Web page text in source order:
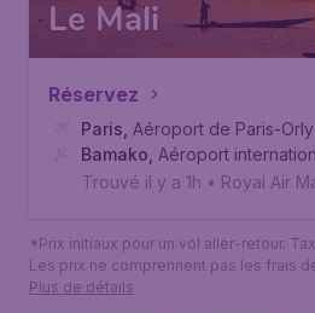
Le Mali
Réservez
Paris Aéroport de Paris-Orly
Bamako Aéroport
Trouvé il y a 1h • Royal Air
*Prix initiaux pour un vol aller-retour.
Les prix ne comprennent pas les frais
Plus de détails